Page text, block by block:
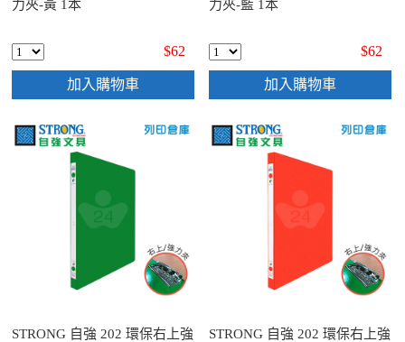
力夾-黃 1本
$62
加入購物車
力夾-藍 1本
$62
加入購物車
STRONG 自強 202 環保右上強
STRONG 自強 202 環保右上強